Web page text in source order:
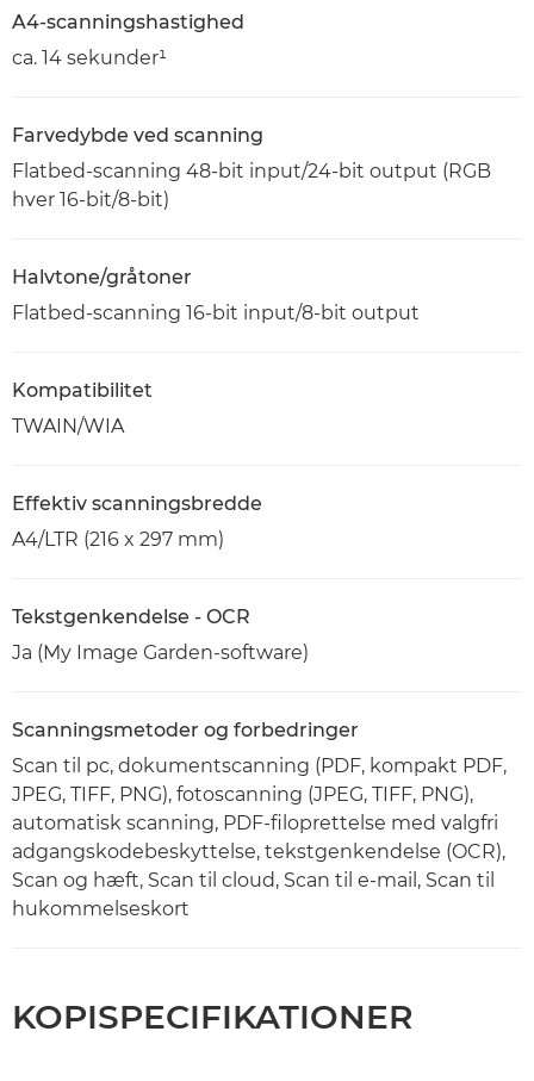
A4-scanningshastighed
ca. 14 sekunder¹
Farvedybde ved scanning
Flatbed-scanning 48-bit input/24-bit output (RGB
hver 16-bit/8-bit)
Halvtone/gråtoner
Flatbed-scanning 16-bit input/8-bit output
Kompatibilitet
TWAIN/WIA
Effektiv scanningsbredde
A4/LTR (216 x 297 mm)
Tekstgenkendelse - OCR
Ja (My Image Garden-software)
Scanningsmetoder og forbedringer
Scan til pc, dokumentscanning (PDF, kompakt PDF,
JPEG, TIFF, PNG), fotoscanning (JPEG, TIFF, PNG),
automatisk scanning, PDF-filoprettelse med valgfri
adgangskodebeskyttelse, tekstgenkendelse (OCR),
Scan og hæft, Scan til cloud, Scan til e-mail, Scan til
hukommelseskort
KOPISPECIFIKATIONER